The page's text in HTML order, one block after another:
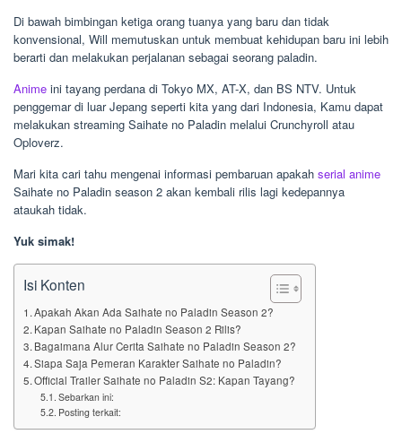
Di bawah bimbingan ketiga orang tuanya yang baru dan tidak
konvensional, Will memutuskan untuk membuat kehidupan baru ini lebih
berarti dan melakukan perjalanan sebagai seorang paladin.
Anime ini tayang perdana di Tokyo MX, AT-X, dan BS NTV. Untuk
penggemar di luar Jepang seperti kita yang dari Indonesia, Kamu dapat
melakukan streaming Saihate no Paladin melalui Crunchyroll atau
Oploverz.
Mari kita cari tahu mengenai informasi pembaruan apakah serial anime
Saihate no Paladin season 2 akan kembali rilis lagi kedepannya
ataukah tidak.
Yuk simak!
Isi Konten
Apakah Akan Ada Saihate no Paladin Season 2?
Kapan Saihate no Paladin Season 2 Rilis?
Bagaimana Alur Cerita Saihate no Paladin Season 2?
Siapa Saja Pemeran Karakter Saihate no Paladin?
Official Trailer Saihate no Paladin S2: Kapan Tayang?
Sebarkan ini:
Posting terkait: